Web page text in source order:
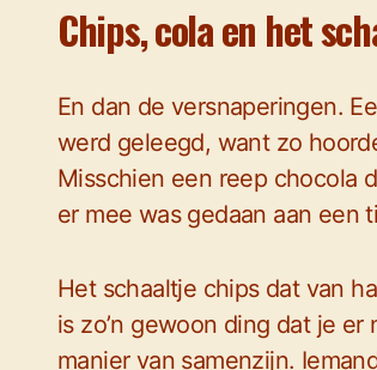
Chips, cola en het
En dan de versnaperingen.
werd geleegd, want zo
Misschien een reep chocola
er mee was gedaan aan een
Het schaaltje chips dat van
is zo’n gewoon ding dat je
manier van samenzijn.